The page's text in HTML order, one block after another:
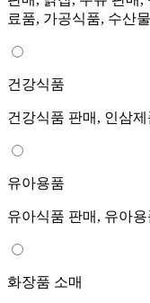
료품, 가공식품, 수산
건강식품
건강식품 판매, 인삼제
유아용품
유아식품 판매, 유아용
화장품 소매